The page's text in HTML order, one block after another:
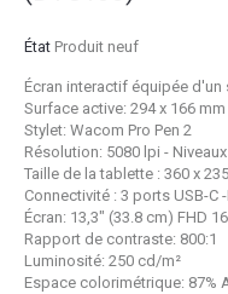
État Produit neuf
Écran interactif équipée d'un
Surface active: 294 x 166 mm
Stylet: Wacom Pro Pen 2
Résolution: 5080 lpi -
Taille de la tablette : 360 x
Connectivité : 3 ports USB-
Écran: 13,3" (33.8 cm) FHD
Rapport de contraste: 800:1
Luminosité: 250 cd/m²
Espace colorimétrique: 87%